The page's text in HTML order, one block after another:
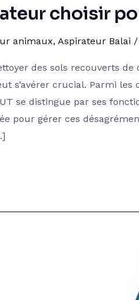
choisir
animaux, Aspirateur Balai /
des sols recouverts
s’avérer crucial. Parmi
se distingue par ses
pour gérer ces